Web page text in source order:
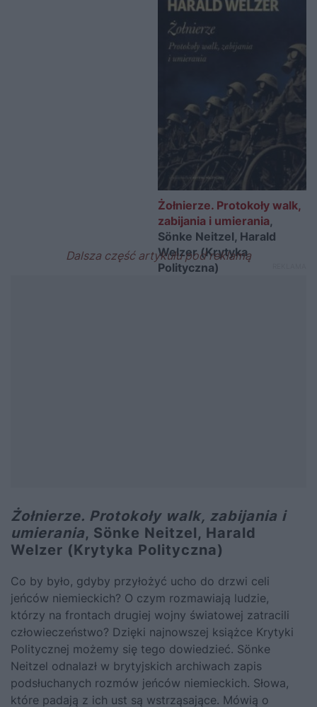
Żołnierze. Protokoły walk,
zabijania i umierania,
Sönke Neitzel, Harald
Welzer (Krytyka
Polityczna)
Żołnierze. Protokoły walk, zabijania i
umierania, Sönke Neitzel, Harald
Welzer (Krytyka Polityczna)
Co by było, gdyby przyłożyć ucho do drzwi celi
jeńców niemieckich? O czym rozmawiają ludzie,
którzy na frontach drugiej wojny światowej zatracili
człowieczeństwo? Dzięki najnowszej książce Krytyki
Politycznej możemy się tego dowiedzieć. Sönke
Neitzel odnalazł w brytyjskich archiwach zapis
podsłuchanych rozmów jeńców niemieckich. Słowa,
które padają z ich ust są wstrząsające. Mówią o